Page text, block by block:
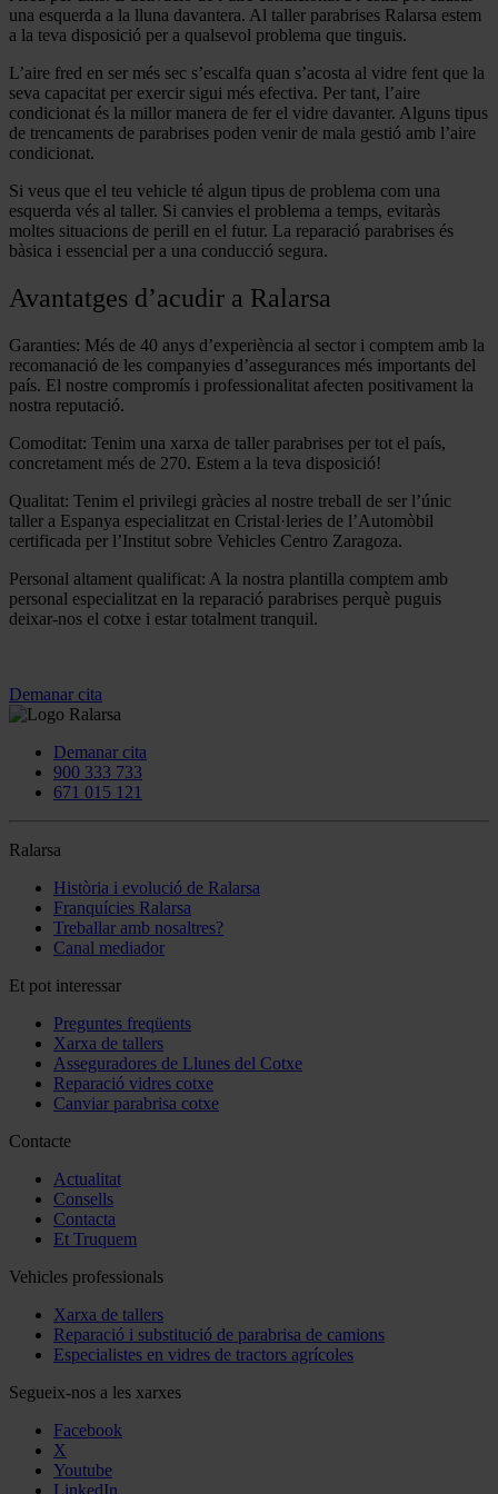
una esquerda a la lluna davantera. Al taller parabrises Ralarsa estem
a la teva disposició per a qualsevol problema que tinguis.
L’aire fred en ser més sec s’escalfa quan s’acosta al vidre fent que la
seva capacitat per exercir sigui més efectiva. Per tant, l’aire
condicionat és la millor manera de fer el vidre davanter. Alguns tipus
de trencaments de parabrises poden venir de mala gestió amb l’aire
condicionat.
Si veus que el teu vehicle té algun tipus de problema com una
esquerda vés al taller. Si canvies el problema a temps, evitaràs
moltes situacions de perill en el futur. La reparació parabrises és
bàsica i essencial per a una conducció segura.
Avantatges d’acudir a Ralarsa
Garanties: Més de 40 anys d’experiència al sector i comptem amb la
recomanació de les companyies d’assegurances més importants del
país. El nostre compromís i professionalitat afecten positivament la
nostra reputació.
Comoditat: Tenim una xarxa de taller parabrises per tot el país,
concretament més de 270. Estem a la teva disposició!
Qualitat: Tenim el privilegi gràcies al nostre treball de ser l’únic
taller a Espanya especialitzat en Cristal·leries de l’Automòbil
certificada per l’Institut sobre Vehicles Centro Zaragoza.
Personal altament qualificat: A la nostra plantilla comptem amb
personal especialitzat en la reparació parabrises perquè puguis
deixar-nos el cotxe i estar totalment tranquil.
Demanar cita
Demanar cita
900 333 733
671 015 121
Ralarsa
Història i evolució de Ralarsa
Franquícies Ralarsa
Treballar amb nosaltres?
Canal mediador
Et pot interessar
Preguntes freqüents
Xarxa de tallers
Asseguradores de Llunes del Cotxe
Reparació vidres cotxe
Canviar parabrisa cotxe
Contacte
Actualitat
Consells
Contacta
Et Truquem
Vehicles professionals
Xarxa de tallers
Reparació i substitució de parabrisa de camions
Especialistes en vidres de tractors agrícoles
Segueix-nos a les xarxes
Facebook
X
Youtube
LinkedIn